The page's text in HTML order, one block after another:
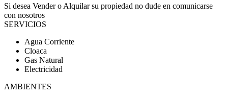
Si desea Vender o Alquilar su propiedad no dude en comunicarse
con nosotros
SERVICIOS
Agua Corriente
Cloaca
Gas Natural
Electricidad
AMBIENTES